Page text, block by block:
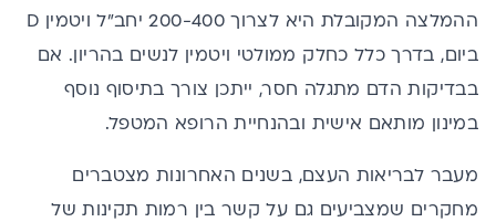
ההמלצה המקובלת היא לצרוך 200-400 יחב"ל ויטמין D
ביום, בדרך כלל כחלק ממולטי ויטמין לנשים בהריון. אם
בבדיקות הדם מתגלה חסר, ייתכן צורך בתיסוף נוסף
במינון מותאם אישית ובהנחיית הרופא המטפל.
מעבר לבריאות העצם, בשנים האחרונות מצטברים
מחקרים שמצביעים גם על קשר בין רמות תקינות של